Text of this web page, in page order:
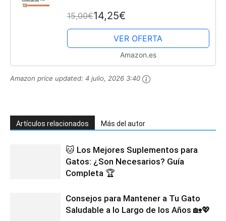
15,00€14,25€
VER OFERTA
Amazon.es
Amazon price updated: 4 julio, 2026 3:40
Artículos relacionados Más del autor
🐱 Los Mejores Suplementos para
Gatos: ¿Son Necesarios? Guía
Completa 🏆
Consejos para Mantener a Tu Gato
Saludable a lo Largo de los Años 🏡💖